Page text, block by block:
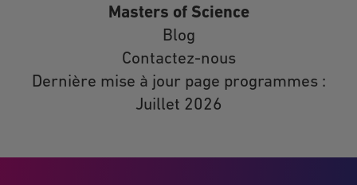
Masters of Science
Blog
Contactez-nous
Dernière mise à jour page programmes :
Juillet 2026